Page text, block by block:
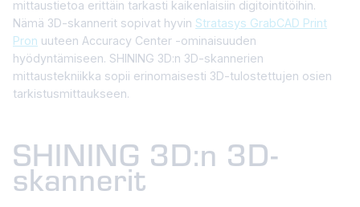
mittaustietoa erittäin tarkasti kaikenlaisiin digitointitöihin.
Nämä 3D-skannerit sopivat hyvin Stratasys GrabCAD Print
Pron uuteen Accuracy Center -ominaisuuden
hyödyntämiseen. SHINING 3D:n 3D-skannerien
mittaustekniikka sopii erinomaisesti 3D-tulostettujen osien
tarkistusmittaukseen.
SHINING 3D:n 3D-
skannerit